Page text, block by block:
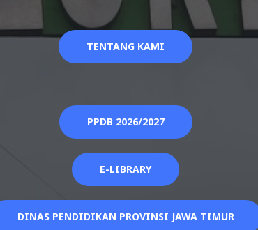
TENTANG KAMI
PPDB 2026/2027
E-LIBRARY
DINAS PENDIDIKAN PROVINSI JAWA TIMUR